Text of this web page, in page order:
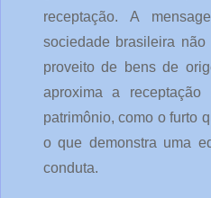
receptação. A
sociedade brasileira
proveito de bens de
aproxima a
patrimônio, como o furto
o que demonstra uma
conduta.